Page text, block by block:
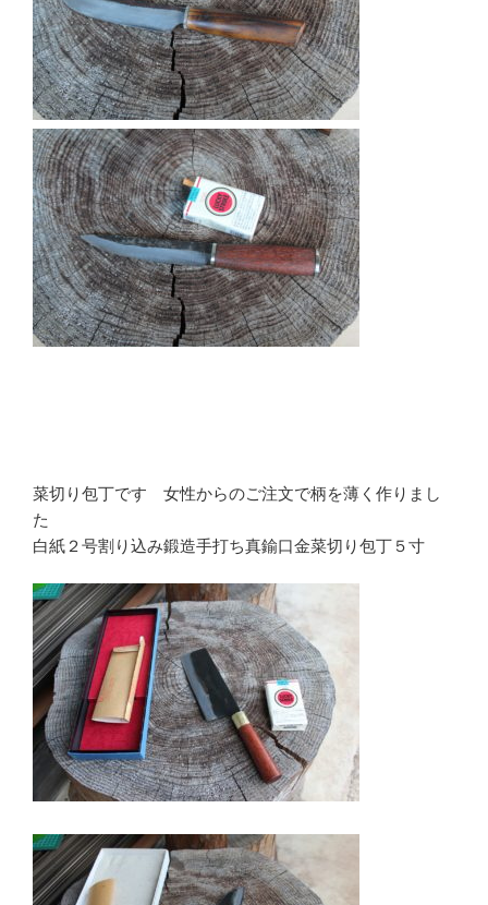
菜切り包丁です 女性からのご注文で柄を薄く作りまし
た
白紙２号割り込み鍛造手打ち真鍮口金菜切り包丁５寸